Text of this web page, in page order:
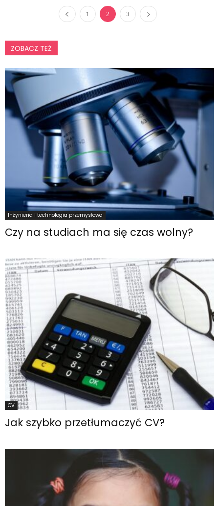
1 2 3
ZOBACZ TEŻ
Inżynieria i technologia przemysłowa
Czy na studiach ma się czas wolny?
CV
Jak szybko przetłumaczyć CV?